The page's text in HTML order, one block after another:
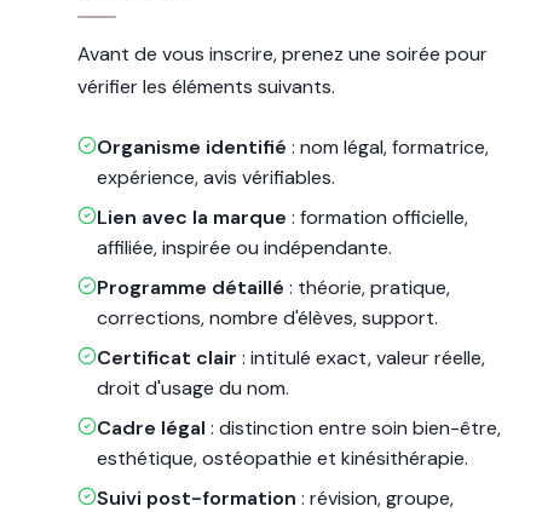
Avant de vous inscrire, prenez une soirée pour
vérifier les éléments suivants.
Organisme identifié : nom légal, formatrice,
expérience, avis vérifiables.
Lien avec la marque : formation officielle,
affiliée, inspirée ou indépendante.
Programme détaillé : théorie, pratique,
corrections, nombre d'élèves, support.
Certificat clair : intitulé exact, valeur réelle,
droit d'usage du nom.
Cadre légal : distinction entre soin bien-être,
esthétique, ostéopathie et kinésithérapie.
Suivi post-formation : révision, groupe,